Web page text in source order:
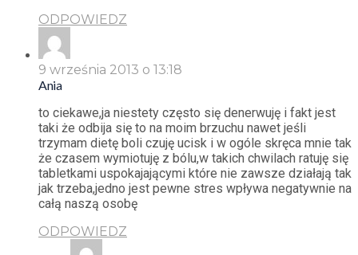
ODPOWIEDZ
9 września 2013 o 13:18
Ania
to ciekawe,ja niestety często się denerwuję i fakt jest
taki że odbija się to na moim brzuchu nawet jeśli
trzymam dietę boli czuję ucisk i w ogóle skręca mnie tak
że czasem wymiotuję z bólu,w takich chwilach ratuję się
tabletkami uspokajającymi które nie zawsze działają tak
jak trzeba,jedno jest pewne stres wpływa negatywnie na
całą naszą osobę
ODPOWIEDZ